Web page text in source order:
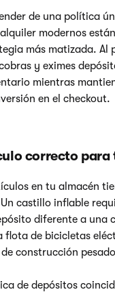
de una política
modernos
más matizada. Al
y eximes
mientras
en el checkout.
correcto
en tu almacén
castillo inflable
diferente a una
flota de bicicletas
construcción
de depósitos